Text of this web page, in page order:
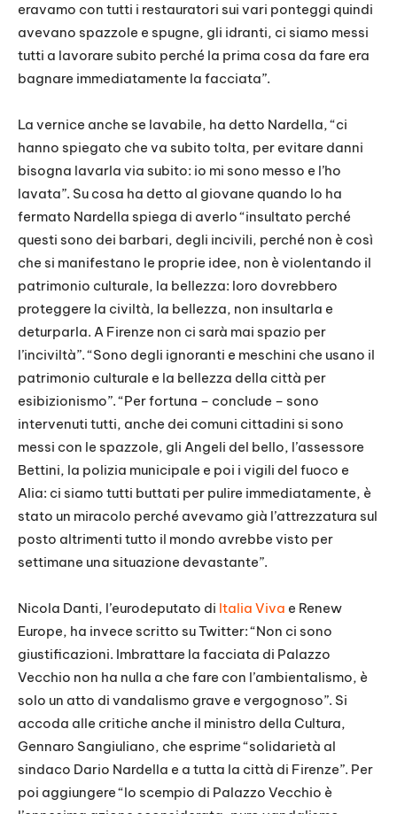
eravamo con tutti i restauratori sui vari ponteggi quindi
avevano spazzole e spugne, gli idranti, ci siamo messi
tutti a lavorare subito perché la prima cosa da fare era
bagnare immediatamente la facciata”.
La vernice anche se lavabile, ha detto Nardella, “ci
hanno spiegato che va subito tolta, per evitare danni
bisogna lavarla via subito: io mi sono messo e l’ho
lavata”. Su cosa ha detto al giovane quando lo ha
fermato Nardella spiega di averlo “insultato perché
questi sono dei barbari, degli incivili, perché non è così
che si manifestano le proprie idee, non è violentando il
patrimonio culturale, la bellezza: loro dovrebbero
proteggere la civiltà, la bellezza, non insultarla e
deturparla. A Firenze non ci sarà mai spazio per
l’inciviltà”. “Sono degli ignoranti e meschini che usano il
patrimonio culturale e la bellezza della città per
esibizionismo”. “Per fortuna – conclude – sono
intervenuti tutti, anche dei comuni cittadini si sono
messi con le spazzole, gli Angeli del bello, l’assessore
Bettini, la polizia municipale e poi i vigili del fuoco e
Alia: ci siamo tutti buttati per pulire immediatamente, è
stato un miracolo perché avevamo già l’attrezzatura sul
posto altrimenti tutto il mondo avrebbe visto per
settimane una situazione devastante”.
Nicola Danti, l’eurodeputato di Italia Viva e Renew
Europe, ha invece scritto su Twitter: “Non ci sono
giustificazioni. Imbrattare la facciata di Palazzo
Vecchio non ha nulla a che fare con l’ambientalismo, è
solo un atto di vandalismo grave e vergognoso”. Si
accoda alle critiche anche il ministro della Cultura,
Gennaro Sangiuliano, che esprime “solidarietà al
sindaco Dario Nardella e a tutta la città di Firenze”. Per
poi aggiungere “lo scempio di Palazzo Vecchio è